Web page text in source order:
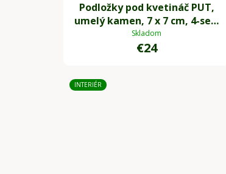
Podložky pod kvetináč PUT,
umelý kamen, 7 x 7 cm, 4-set,
sivá
Skladom
€24
INTERIÉR